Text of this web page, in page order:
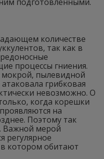
количестве
так как в
процессы гниения.
пылевидной
атаковала грибковая
невозможно. О
когда корешки
на
Поэтому так
Важной мерой
регулярное
котором обитают